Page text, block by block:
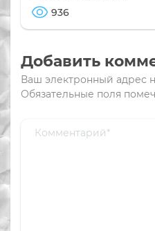
936
Добавить
Ваш электронный адрес
Обязательные поля